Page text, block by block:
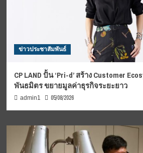
ข่าวประชาสัมพันธ์
CP LAND ปั้น ‘Pri-d’ สร้าง Customer
พันธมิตร ขยายมูลค่าธุรกิจระยะยาว
admin1 05/08/2026